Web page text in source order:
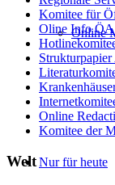
Online
Nur für heute
Komitee für
Oline Info
Online
Komitee der
Welt